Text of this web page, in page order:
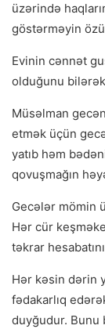
üzərində
göstərməyin
Evinin cənnət
olduğunu
Müsəlman
etmək üçün
yatıb həm
qovuşmağın
Gecələr mömin
Hər cür
təkrar
Hər kəsin dərin
fədakarlıq
duyğudur. Bunu